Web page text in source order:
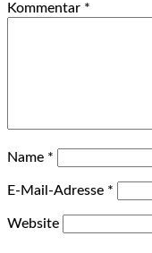
Kommentar *
Name *
E-Mail-Adresse *
Website